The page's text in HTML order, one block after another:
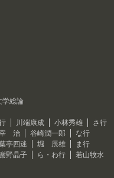
学総論
川端康成 小林秀雄
さ行
治 谷崎潤一郎
な行
亭四迷 堀 辰雄
ま行
野晶子 ら・わ行
若山牧水